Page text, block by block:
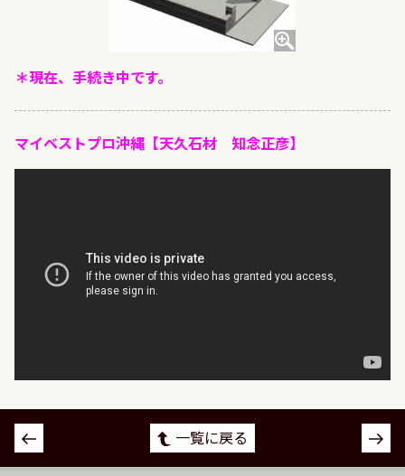
＊現在、手続き中です。
マイベストプロ沖縄【天久石材 知念正彦】
投
稿
一覧に戻る